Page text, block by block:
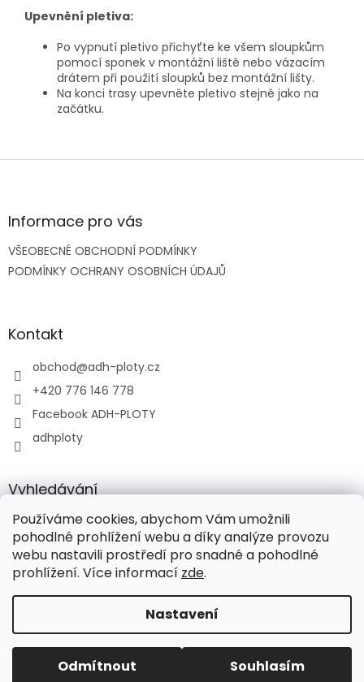
Používáme cookies, abychom Vám umožnili
pohodlné prohlížení webu a díky analýze provozu
webu nastavili prostředí pro snadné a pohodlné
prohlížení. Více informací zde.
Nastavení
Odmítnout Souhlasím
Upevnění pletiva:
Po vypnutí pletivo přichyťte ke všem sloupkům
pomocí sponek v montážní liště nebo vázacím
drátem při použití sloupků bez montážní lišty.
Na konci trasy upevněte pletivo stejně jako na
začátku.
Z
aInformace pro vás
VŠEOBECNÉ OBCHODNÍ PODMÍNKY
PODMÍNKY OCHRANY OSOBNÍCH ÚDAJŮ
Kontakt
obchod@adh-ploty.cz
+420 776 146 778
Facebook ADH-PLOTY
adhploty
Vyhledávání
HLEDAT
Copyright 2026ADH-PLOTY s.r.o.. Všechna práva
vyhrazena.
Upravit nastavení cookies